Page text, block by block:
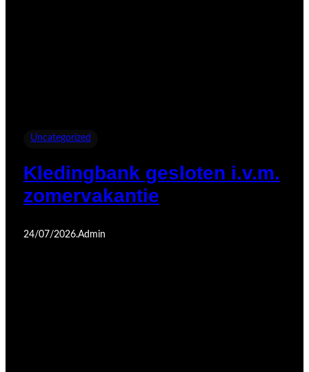
Uncategorized
Kledingbank gesloten i.v.m.
zomervakantie
24/07/2026.Admin